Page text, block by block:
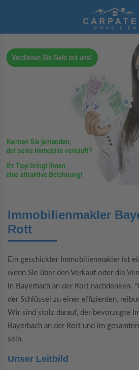
Immobilienmakler
Rott
Ein geschickter Immobilienmakler ist
wenn Sie über den Verkauf oder die
in Bayerbach an der Rott nachdenken.
der Schlüssel zu einer effizienten,
Wir sind stolz darauf, der bevorzugte
Bayerbach an der Rott und im
sein.
Unser Leitbild